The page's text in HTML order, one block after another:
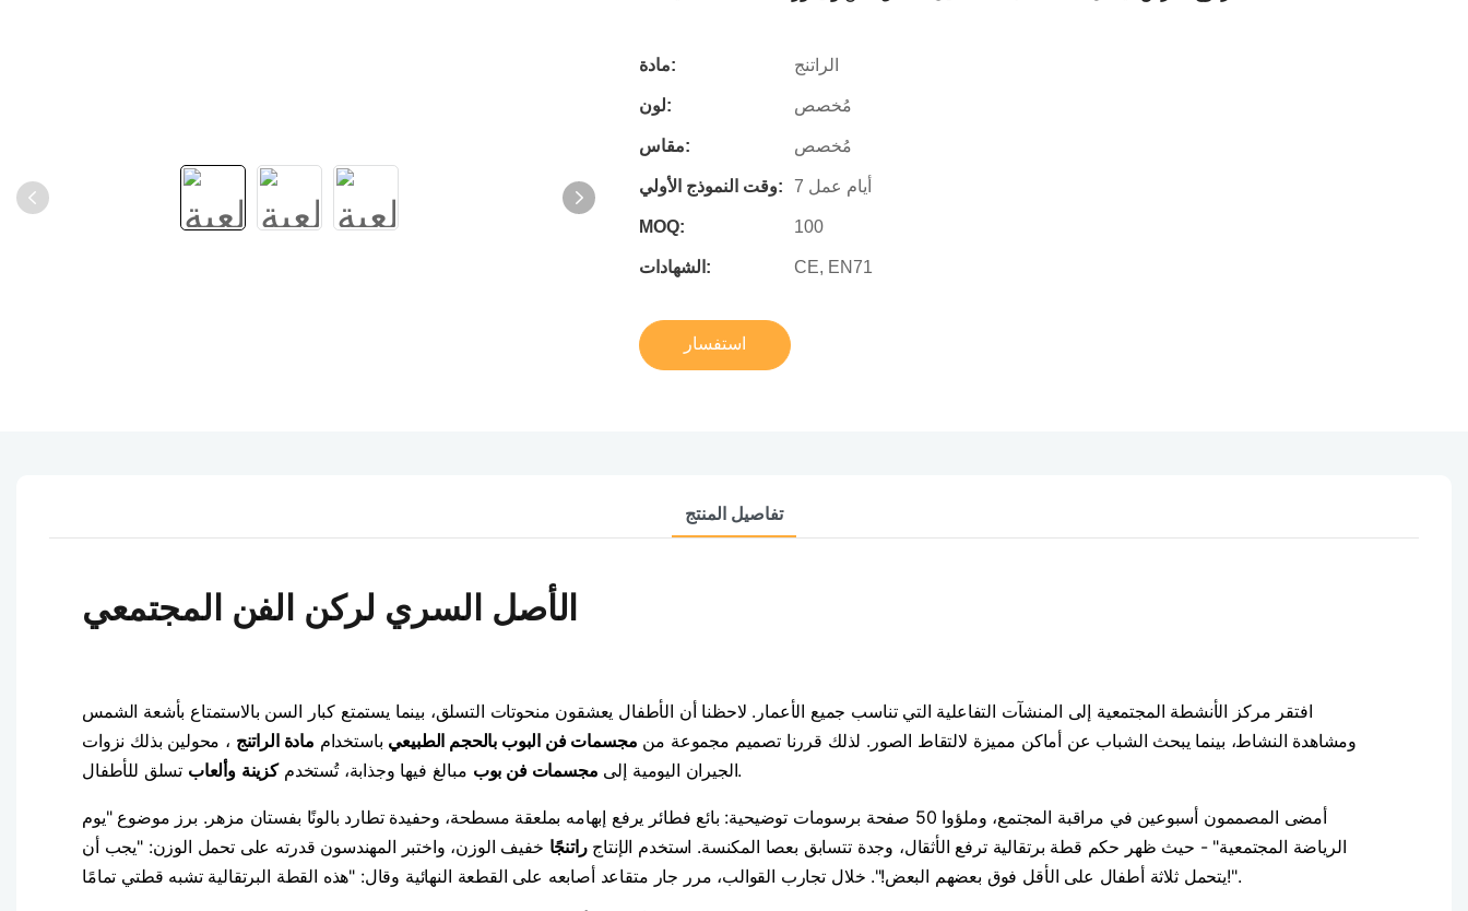
مادة: الراتنج
لون: مُخصص
مقاس: مُخصص
وقت النموذج الأولي: 7 أيام عمل
MOQ: 100
الشهادات: CE, EN71
استفسار
تفاصيل المنتج
الأصل السري لركن الفن المجتمعي
افتقر مركز الأنشطة المجتمعية إلى المنشآت التفاعلية التي تناسب جميع الأعمار. لاحظنا أن الأطفال يعشقون منحوتات التسلق، بينما يستمتع كبار السن بالاستمتاع بأشعة الشمس
ومشاهدة النشاط، بينما يبحث الشباب عن أماكن مميزة لالتقاط الصور. لذلك قررنا تصميم مجموعة من مجسمات فن البوب ​​بالحجم الطبيعي باستخدام مادة الراتنج ، محولين بذلك نزوات
الجيران اليومية إلى مجسمات فن بوب مبالغ فيها وجذابة، تُستخدمكزينة وألعاب تسلق للأطفال.
أمضى المصممون أسبوعين في مراقبة المجتمع، وملؤوا 50 صفحة برسومات توضيحية: بائع فطائر يرفع إبهامه بملعقة مسطحة، وحفيدة تطارد بالونًا بفستان مزهر. برز موضوع "يوم
الرياضة المجتمعية" - حيث ظهر حكم قطة برتقالية ترفع الأثقال، وجدة تتسابق بعصا المكنسة. استخدم الإنتاجراتنجًا خفيف الوزن، واختبر المهندسون قدرته على تحمل الوزن: "يجب أن
يتحمل ثلاثة أطفال على الأقل فوق بعضهم البعض!". خلال تجارب القوالب، مرر جار متقاعد أصابعه على القطعة النهائية وقال: "هذه القطة البرتقالية تشبه قطتي تمامًا!".